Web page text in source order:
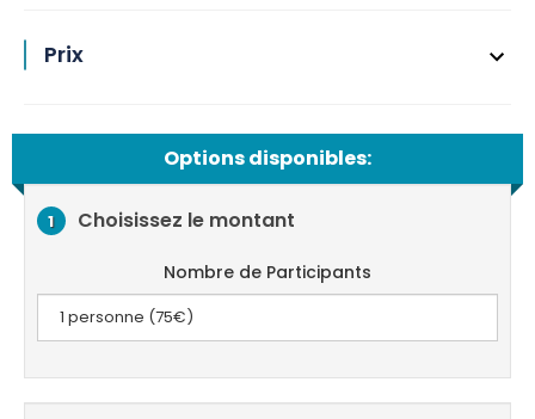
Prix
Options disponibles:
1 Choisissez le montant
Nombre de Participants